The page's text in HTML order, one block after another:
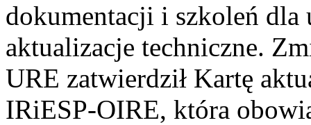
dokumentacji i szkoleń
aktualizacje techniczne.
URE zatwierdził Kartę
IRiESP‑OIRE, która